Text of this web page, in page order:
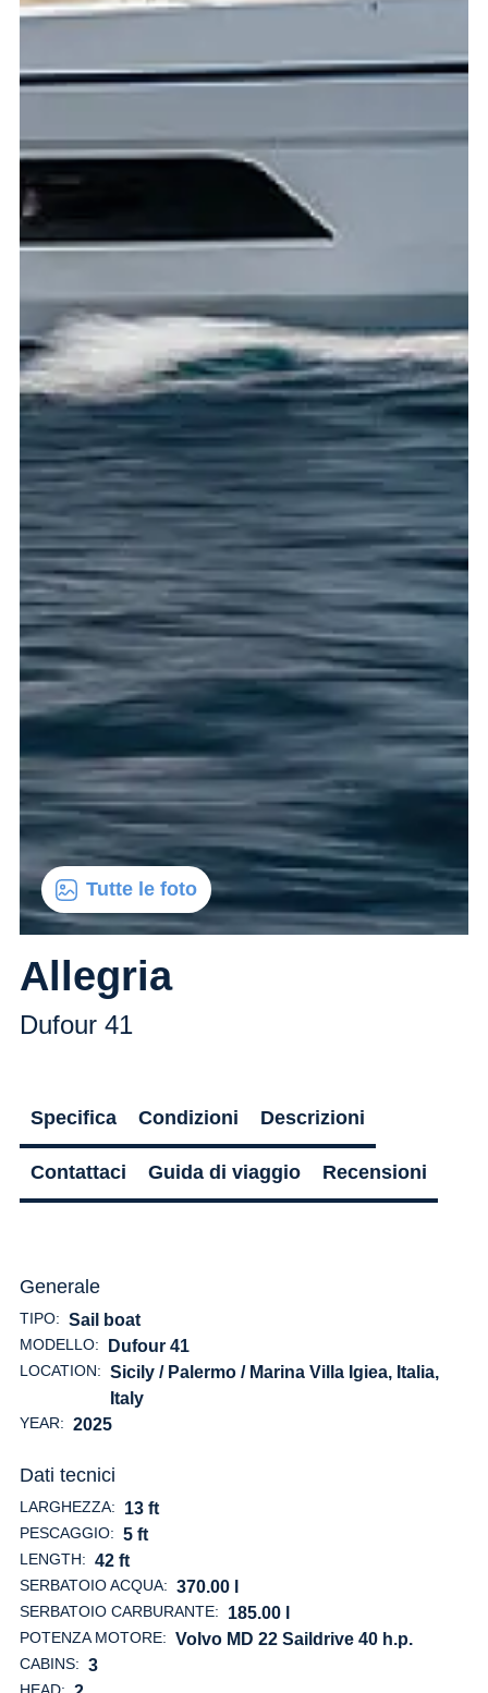
Tutte le foto
Allegria
Dufour 41
Specifica Condizioni Descrizioni
Contattaci Guida di viaggio Recensioni
Generale
TIPO: Sail boat
MODELLO: Dufour 41
LOCATION: Sicily / Palermo / Marina Villa Igiea, Italia,
Italy
YEAR: 2025
Dati tecnici
LARGHEZZA: 13 ft
PESCAGGIO: 5 ft
LENGTH: 42 ft
SERBATOIO ACQUA: 370.00 l
SERBATOIO CARBURANTE: 185.00 l
POTENZA MOTORE: Volvo MD 22 Saildrive 40 h.p.
CABINS: 3
HEAD: